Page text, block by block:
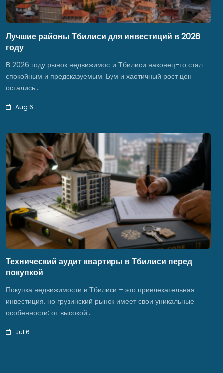
Лучшие районы Тбилиси для инвестиций в 2026
году
В 2026 году рынок недвижимости Тбилиси наконец-то стал
спокойным и предсказуемым. Бум и хаотичный рост цен
остались…
Aug 6
Технический аудит квартиры в Тбилиси перед
покупкой
Покупка недвижимости в Тбилиси – это привлекательная
инвестиция, но грузинский рынок имеет свои уникальные
особенности: от высокой…
Jul 6